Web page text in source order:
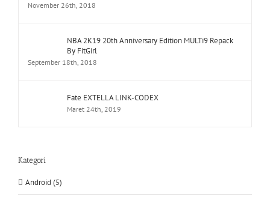
November 26th, 2018
NBA 2K19 20th Anniversary Edition MULTi9 Repack
By FitGirl
September 18th, 2018
Fate EXTELLA LINK-CODEX
Maret 24th, 2019
Kategori
Android (5)